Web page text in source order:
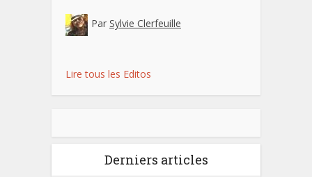
Par Sylvie Clerfeuille
Lire tous les Editos
Derniers articles